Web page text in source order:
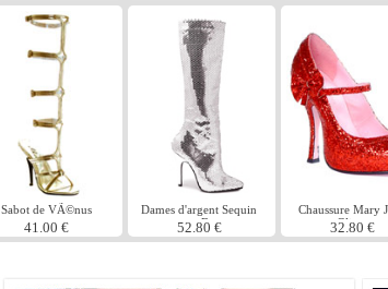
Sabot de VÃ©nus
41.00 €
Dames d'argent Sequin
genou Bottes
52.80 €
Chaussure Mary
Glitter
32.80 €